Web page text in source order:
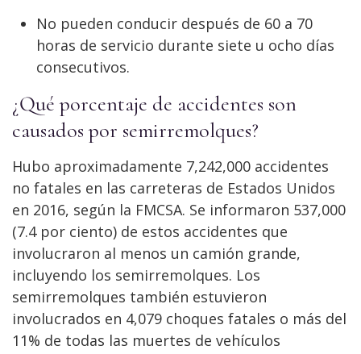
No pueden conducir después de 60 a 70
horas de servicio durante siete u ocho días
consecutivos.
¿Qué porcentaje de accidentes son
causadospor semirremolques?
Hubo aproximadamente 7,242,000 accidentes
no fatales en las carreteras de Estados Unidos
en 2016, según la FMCSA. Se informaron 537,000
(7.4 por ciento) de estos accidentes que
involucraron al menos un camión grande,
incluyendo los semirremolques. Los
semirremolques también estuvieron
involucrados en 4,079 choques fatales o más del
11% de todas las muertes de vehículos